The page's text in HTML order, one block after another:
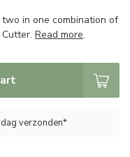
in one combination of
Read more.
verzonden*